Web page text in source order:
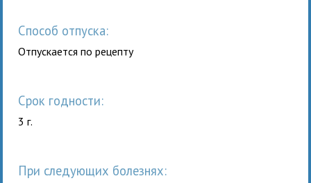
Способ отпуска:
Отпускается по рецепту
Срок годности:
3 г.
При следующих болезнях: